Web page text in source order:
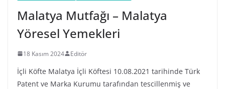
Malatya Mutfağı – Malatya
Yöresel Yemekleri
18 Kasım 2024 Editör
İçli Köfte Malatya İçli Köftesi 10.08.2021 tarihinde Türk
Patent ve Marka Kurumu tarafından tescillenmiş ve